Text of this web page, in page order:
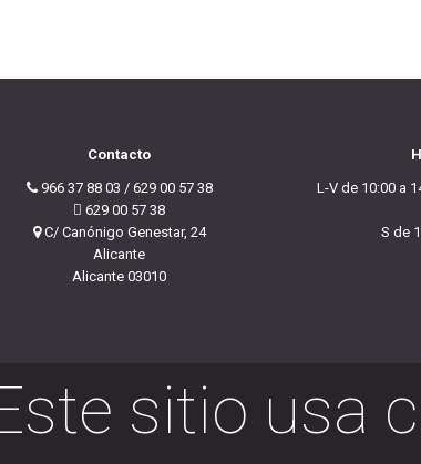
Contacto
966 37 88 03 / 629 00 57 38
629 00 57 38
C/ Canónigo Genestar, 24
Alicante
Alicante 03010
L-V de 10:00 a
S de
sitio usa